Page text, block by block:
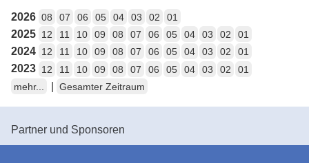
2026 08 07 06 05 04 03 02 01
2025 12 11 10 09 08 07 06 05 04 03 02 01
2024 12 11 10 09 08 07 06 05 04 03 02 01
2023 12 11 10 09 08 07 06 05 04 03 02
01
mehr...
Gesamter Zeitraum
Partner und Sponsoren